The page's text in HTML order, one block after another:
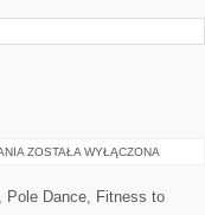
HISTORIA
ZOSTAŁA WYŁĄCZONA
Pole Dance, Fitness to